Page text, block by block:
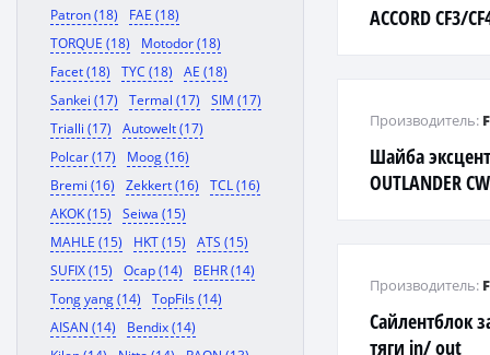
Patron (18)
FAE (18)
TORQUE (18)
Motodor (18)
Facet (18)
TYC (18)
AE (18)
Sankei (17)
Termal (17)
SIM (17)
Trialli (17)
Autowelt (17)
Polcar (17)
Moog (16)
Bremi (16)
Zekkert (16)
TCL (16)
AKOK (15)
Seiwa (15)
MAHLE (15)
HKT (15)
ATS (15)
SUFIX (15)
Ocap (14)
BEHR (14)
Tong yang (14)
TopFils (14)
AISAN (14)
Bendix (14)
ACCORD CF3/
Шайба
OUTLANDER
Производитель:
Сайлентблок
тяги in/ out
Производитель: